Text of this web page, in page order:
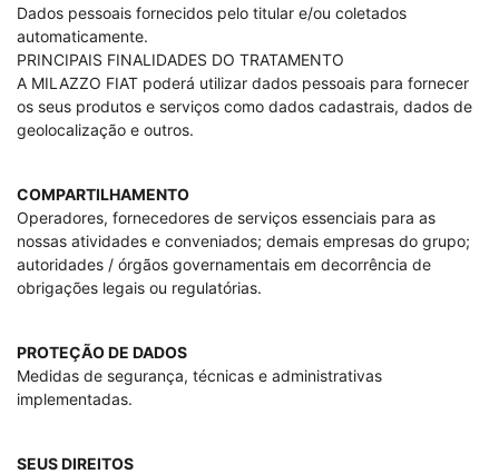
Dados pessoais fornecidos pelo titular e/ou coletados
automaticamente.
PRINCIPAIS FINALIDADES DO TRATAMENTO
A MILAZZO FIAT poderá utilizar dados pessoais para fornecer
os seus produtos e serviços como dados cadastrais, dados de
geolocalização e outros.
COMPARTILHAMENTO
Operadores, fornecedores de serviços essenciais para as
nossas atividades e conveniados; demais empresas do grupo;
autoridades / órgãos governamentais em decorrência de
obrigações legais ou regulatórias.
PROTEÇÃO DE DADOS
Medidas de segurança, técnicas e administrativas
implementadas.
SEUS DIREITOS